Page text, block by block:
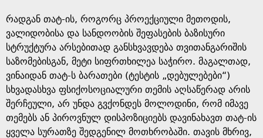
რადგან თატ-ის, როგორც პროექციული მეთოდის,
ვალიდობისა და სანდოობის შეფასების ბაზისური
სტრუქტურა არსებითად განსხვავდება თვითანგარიშის
საზომებისგან, მეტი სიფრთხილეა საჭირო. მაგალთად,
ვინაიდან თატ-ს ბარათები (ტესტის „დებულებები“)
სხვადასხვა ფსიქოსოციალური თემის აღსაწერად არის
შერჩეული, არ უნდა გვქონდეს მოლოდინი, რომ იმავე
თემებს ან პიროვნულ დისპოზიციებს დავინახავთ თატ-ის
ყველა სურათზე შედგენილ მოთხრობაში. თავის მხრივ,